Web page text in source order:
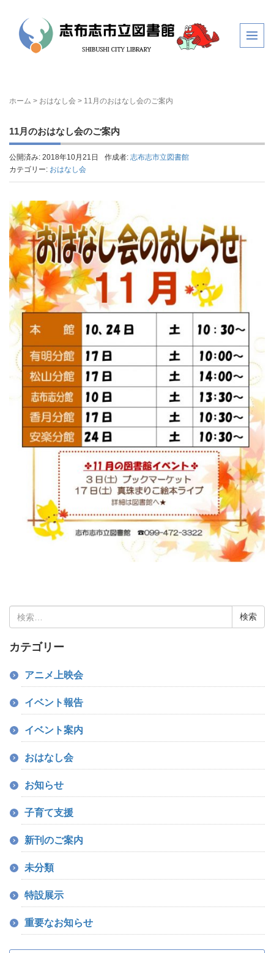
ホーム > おはなし会 > 11月のおはなし会のご案内
11月のおはなし会のご案内
公開済み: 2018年10月21日 作成者: 志布志市立図書館
カテゴリー: おはなし会
索:
カテゴリー
アニメ上映会
イベント報告
イベント案内
おはなし会
お知らせ
子育て支援
新刊のご案内
未分類
特設展示
重要なお知らせ